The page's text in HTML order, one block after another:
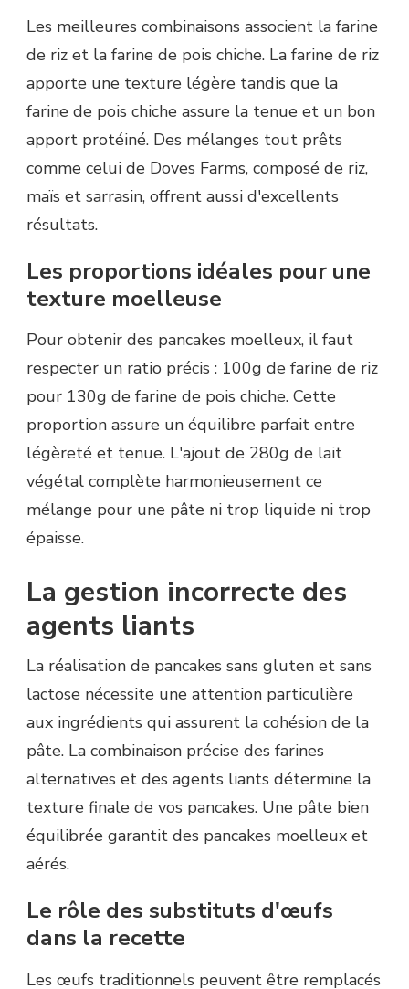
Les meilleures combinaisons associent la farine
de riz et la farine de pois chiche. La farine de riz
apporte une texture légère tandis que la
farine de pois chiche assure la tenue et un bon
apport protéiné. Des mélanges tout prêts
comme celui de Doves Farms, composé de riz,
maïs et sarrasin, offrent aussi d'excellents
résultats.
Les proportions idéales pour une
texture moelleuse
Pour obtenir des pancakes moelleux, il faut
respecter un ratio précis : 100g de farine de riz
pour 130g de farine de pois chiche. Cette
proportion assure un équilibre parfait entre
légèreté et tenue. L'ajout de 280g de lait
végétal complète harmonieusement ce
mélange pour une pâte ni trop liquide ni trop
épaisse.
La gestion incorrecte des
agents liants
La réalisation de pancakes sans gluten et sans
lactose nécessite une attention particulière
aux ingrédients qui assurent la cohésion de la
pâte. La combinaison précise des farines
alternatives et des agents liants détermine la
texture finale de vos pancakes. Une pâte bien
équilibrée garantit des pancakes moelleux et
aérés.
Le rôle des substituts d'œufs
dans la recette
Les œufs traditionnels peuvent être remplacés